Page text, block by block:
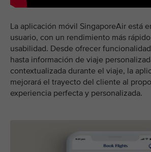
La aplicación móvil SingaporeAir está
usuario, con un rendimiento más
usabilidad. Desde ofrecer
hasta información de viaje
contextualizada durante el viaje, la
mejorará el trayecto del cliente al
experiencia perfecta y personalizada.